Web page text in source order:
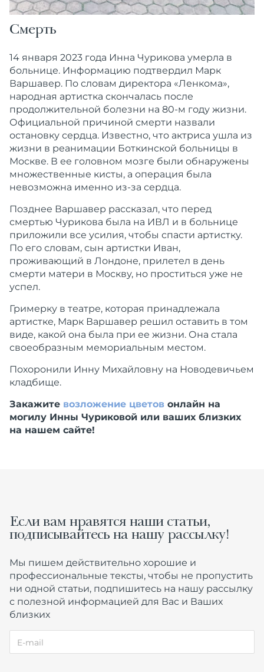
Смерть
14 января 2023 года Инна Чурикова умерла в
больнице. Информацию подтвердил Марк
Варшавер. По словам директора «Ленкома»,
народная артистка скончалась после
продолжительной болезни на 80-м году жизни.
Официальной причиной смерти назвали
остановку сердца. Известно, что актриса ушла из
жизни в реанимации Боткинской больницы в
Москве. В ее головном мозге были обнаружены
множественные кисты, а операция была
невозможна именно из-за сердца.
Позднее Варшавер рассказал, что перед
смертью Чурикова была на ИВЛ и в больнице
приложили все усилия, чтобы спасти артистку.
По его словам, сын артистки Иван,
проживающий в Лондоне, прилетел в день
смерти матери в Москву, но проститься уже не
успел.
Гримерку в театре, которая принадлежала
артистке, Марк Варшавер решил оставить в том
виде, какой она была при ее жизни. Она стала
своеобразным мемориальным местом.
Похоронили Инну Михайловну на Новодевичьем
кладбище.
Закажите возложение цветов онлайн на
могилу Инны Чуриковой или ваших близких
на нашем сайте!
Если вам нравятся наши статьи,
подписывайтесь на нашу рассылку!
Мы пишем действительно хорошие и
профессиональные тексты, чтобы не пропустить
ни одной статьи, подпишитесь на нашу рассылку
с полезной информацией для Вас и Ваших
близких